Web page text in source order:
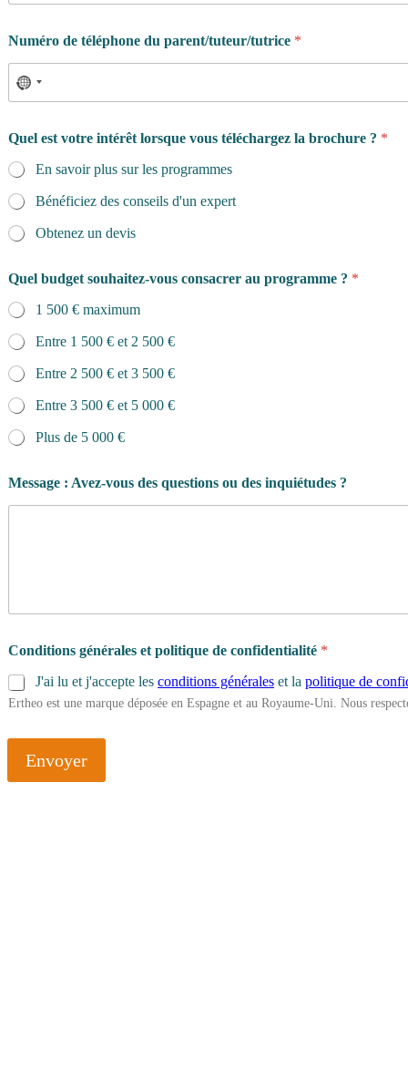
-
o
u
Numéro de téléphone du parent/tuteur/tutrice *
Quel est votre intérêt lorsque vous téléchargez la brochure ? *
En savoir plus sur les programmes
Bénéficiez des conseils d'un expert
Obtenez un devis
Quel budget souhaitez-vous consacrer au programme ? *
1 500 € maximum
Entre 1 500 € et 2 500 €
Entre 2 500 € et 3 500 €
Entre 3 500 € et 5 000 €
Plus de 5 000 €
Message : Avez-vous des questions ou des inquiétudes ?
Conditions générales et politique de confidentialité *
J'ai lu et j'accepte les conditions générales et la politique de
Ertheo est une marque déposée en Espagne et au Royaume-Uni. Nous
Envoyer